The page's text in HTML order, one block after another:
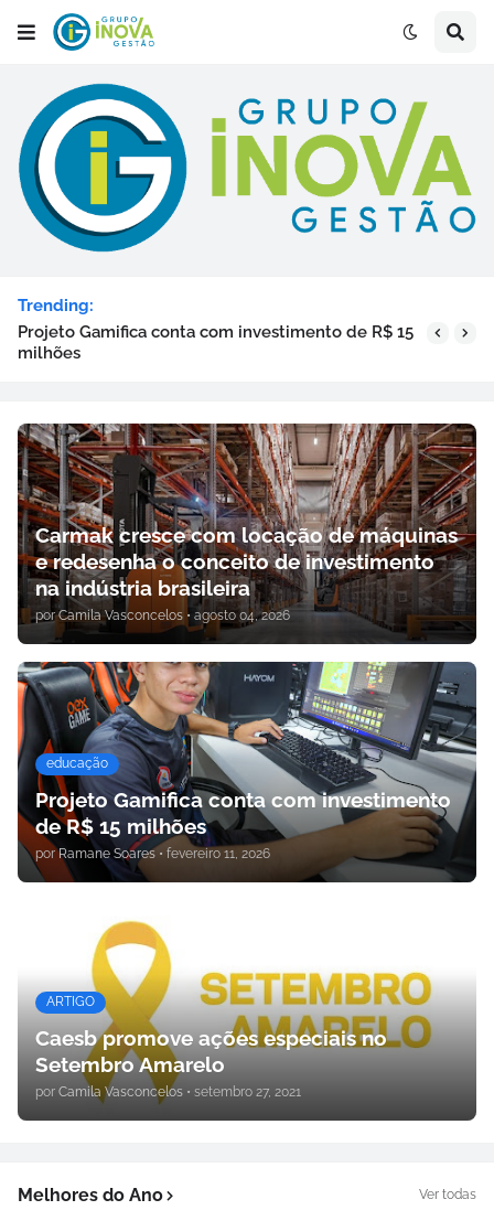
Trending:
Projeto Gamifica conta com investimento de R$ 15
milhões
Carmak cresce com locação de máquinas
e redesenha o conceito de investimento
na indústria brasileira
por Camila Vasconcelos • agosto 04, 2026
educação
Projeto Gamifica conta com investimento
de R$ 15 milhões
por Ramane Soares • fevereiro 11, 2026
ARTIGO
Caesb promove ações especiais no
Setembro Amarelo
por Camila Vasconcelos • setembro 27, 2021
Melhores do Ano Ver todas